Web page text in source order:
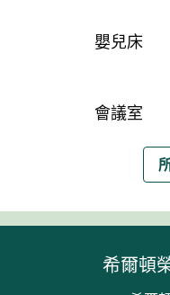
嬰兒床
會議室
希爾頓